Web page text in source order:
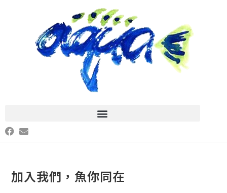
加入我們，魚你同在